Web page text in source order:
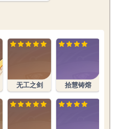
无工之剑 拾慧铸熔